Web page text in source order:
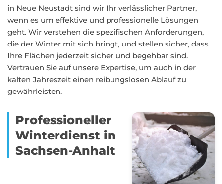
in Neue Neustadt sind wir Ihr verlässlicher Partner,
wenn es um effektive und professionelle Lösungen
geht. Wir verstehen die spezifischen Anforderungen,
die der Winter mit sich bringt, und stellen sicher, dass
Ihre Flächen jederzeit sicher und begehbar sind.
Vertrauen Sie auf unsere Expertise, um auch in der
kalten Jahreszeit einen reibungslosen Ablauf zu
gewährleisten.
Professioneller
Winterdienst in
Sachsen-Anhalt